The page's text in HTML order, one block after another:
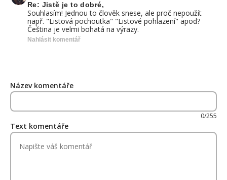
Re: Jistě je to dobré,
Souhlasím! Jednou to člověk snese, ale proč nepoužít
např. "Listová pochoutka" "Listové pohlazení" apod?
Čeština je velmi bohatá na výrazy.
Nahlásit komentář
Název komentáře
0/255
Text komentáře